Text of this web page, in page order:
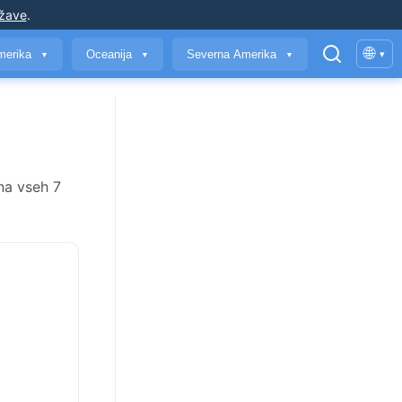
.
▼ Oceanija ▼ Severna Amerika ▼ 🌐 ▾
vseh 7